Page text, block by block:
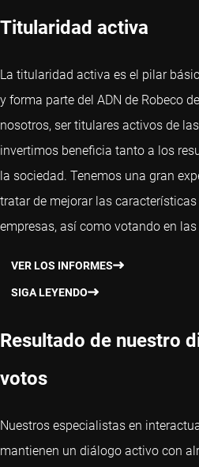
Titularidad activa
La titularidad activa es el pilar
y forma parte del ADN de Robeco
nosotros, ser titulares activos de
invertimos beneficia tanto a los
la sociedad. Tenemos una gran
tratar de mejorar las
empresas, así como votando en
VER LOS INFORMES
SIGA LEYENDO
Resultado de nuestro
votos
Nuestros especialistas en
mantienen un diálogo activo con